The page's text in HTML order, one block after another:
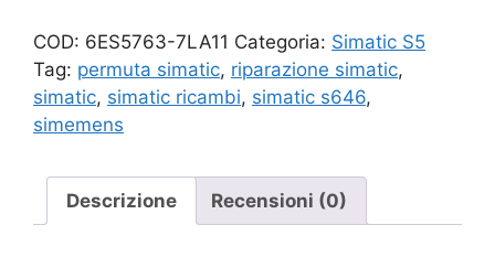
COD: 6ES5763-7LA11 Categoria: Simatic S5
Tag: permuta simatic, riparazione simatic,
simatic, simatic ricambi, simatic s646,
simemens
Descrizione Recensioni (0)